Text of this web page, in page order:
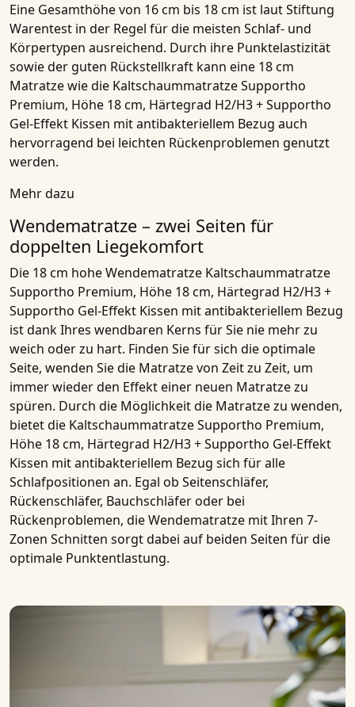
Eine Gesamthöhe von 16 cm bis 18 cm ist laut Stiftung
Warentest in der Regel für die meisten Schlaf- und
Körpertypen ausreichend. Durch ihre Punktelastizität
sowie der guten Rückstellkraft kann eine 18 cm
Matratzewie die Kaltschaummatratze Supportho
Premium, Höhe 18 cm, Härtegrad H2/H3 + Supportho
Gel-Effekt Kissen mit antibakteriellem Bezug auch
hervorragend bei leichten Rückenproblemen genutzt
werden.
Mehr dazu
Wendematratze – zwei Seiten für
doppelten Liegekomfort
Die 18 cm hoheWendematratze Kaltschaummatratze
Supportho Premium, Höhe 18 cm, Härtegrad H2/H3 +
Supportho Gel-Effekt Kissen mit antibakteriellem Bezug
ist dank Ihres wendbaren Kerns für Sie nie mehr zu
weich oder zu hart. Finden Sie für sich die optimale
Seite, wenden Sie die Matratzevon Zeit zu Zeit, um
immer wieder den Effekt einer neuen Matratzezu
spüren. Durch die Möglichkeit die Matratzezu wenden,
bietet die Kaltschaummatratze Supportho Premium,
Höhe 18 cm, Härtegrad H2/H3 + Supportho Gel-Effekt
Kissen mit antibakteriellem Bezug sich für alle
Schlafpositionen an. Egal ob Seitenschläfer,
Rückenschläfer, Bauchschläferoder bei
Rückenproblemen, dieWendematratze mit Ihren 7-
Zonen Schnitten sorgt dabei auf beiden Seiten für die
optimale Punktentlastung.